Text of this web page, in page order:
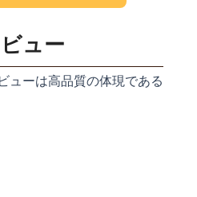
ュー
ューは高品質の体現である